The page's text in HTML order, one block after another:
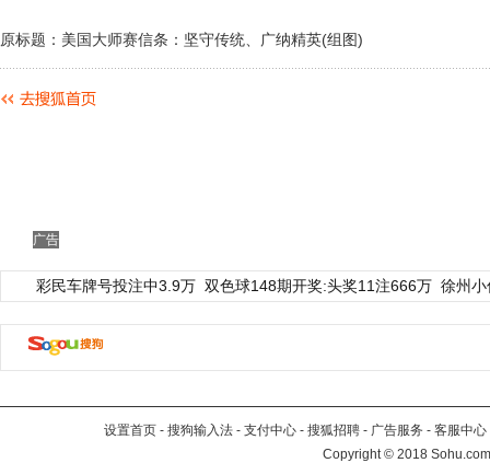
原标题：美国大师赛信条：坚守传统、广纳精英(组图)
广告
彩民车牌号投注中3.9万 双色球148期开奖:头奖11注666万 徐州
设置首页 - 搜狗输入法 - 支付中心 - 搜狐招聘 - 广告服务 - 客服中心
Copyright©2018